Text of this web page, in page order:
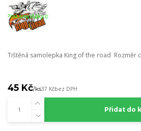
Tištěná samolepka King of the road Rozměr
45 Kč/ks37 Kčbez DPH
Přidat do